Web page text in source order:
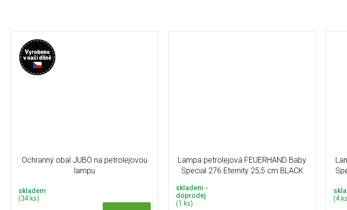
Ochranný obal JUBÖ na petrolejovou
lampu
skladem
(34 ks)
Lampa petrolejová FEUERHAND Baby
Special 276 Eternity 25,5 cm BLACK
skladem -
doprodej
(1 ks)
(4